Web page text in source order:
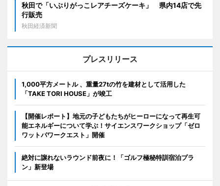
秋田で「いぶりがっこレアチーズケーキ」 県内14店で先
行販売
秋田経済新聞
プレスリリース
1,000平方メートル 、重量27tの竹を建材として活用した
「TAKE TORI HOUSE」が竣工
【開催レポート】地元の子どもたちがヒーローになって再生可
能エネルギーについて学ぶ！サイエンスワークショップ「ゼロ
ワットパワークエスト」開催
絶対に譲れないラウンド前夜に！「ゴルフ極秘特訓宿泊プラ
ン」新登場